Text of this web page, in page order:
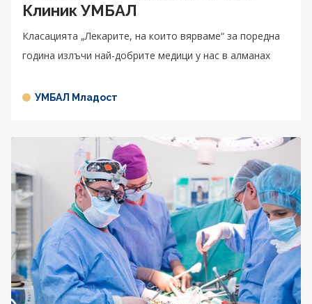
Клиник УМБАЛ
Класацията „Лекарите, на които вярваме“ за поредна
година излъчи най-добрите медици у нас в алманах
УМБАЛ Младост